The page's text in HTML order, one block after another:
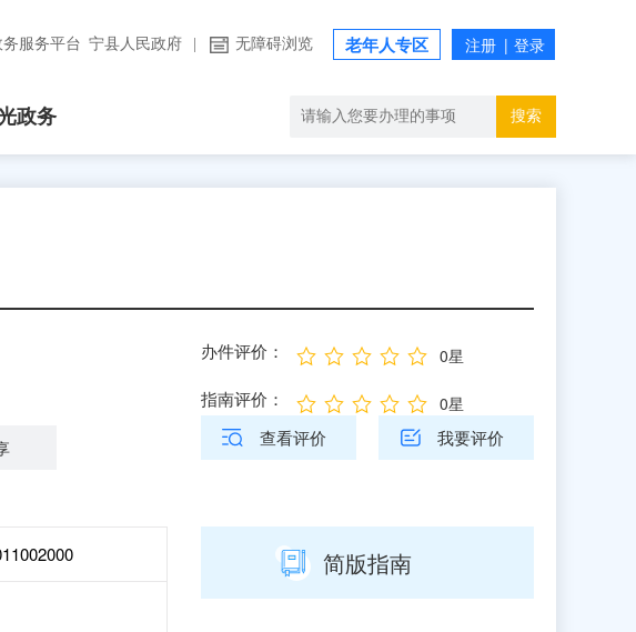
务服务平台 宁县人民政府 无障碍浏览 老年人专区
政务 搜索
办件评价： 0星
指南评价： 0星
查看评价 我要评价
简版指南